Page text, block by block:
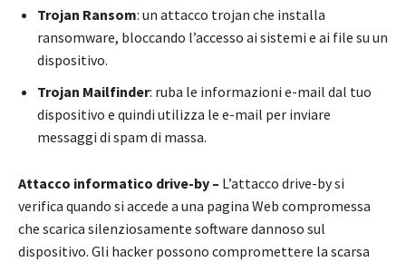
Trojan Ransom: un attacco trojan che installa
ransomware, bloccando l’accesso ai sistemi e ai file su un
dispositivo.
Trojan Mailfinder: ruba le informazioni e-mail dal tuo
dispositivo e quindi utilizza le e-mail per inviare
messaggi di spam di massa.
Attacco informatico drive-by – L’attacco drive-by si
verifica quando si accede a una pagina Web compromessa
che scarica silenziosamente software dannoso sul
dispositivo. Gli hacker possono compromettere la scarsa